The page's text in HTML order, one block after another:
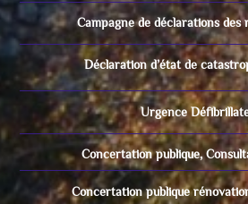
Campagne de déclarations des
Déclaration d’état de
Urgence
Concertation publique,
Concertation publique